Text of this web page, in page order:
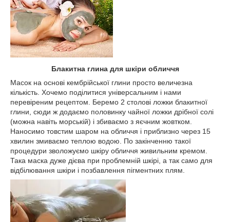
Блакитна глина для шкіри обличчя
Масок на основі кембрійської глини просто величезна
кількість. Хочемо поділитися універсальним і нами
перевіреним рецептом. Беремо 2 столові ложки блакитної
глини, сюди ж додаємо половинку чайної ложки дрібної солі
(можна навіть морській) і збиваємо з яєчним жовтком.
Наносимо товстим шаром на обличчя і приблизно через 15
хвилин змиваємо теплою водою. По закінченню такої
процедури зволожуємо шкіру обличчя живильним кремом.
Така маска дуже дієва при проблемній шкірі, а так само для
відбілювання шкіри і позбавлення пігментних плям.